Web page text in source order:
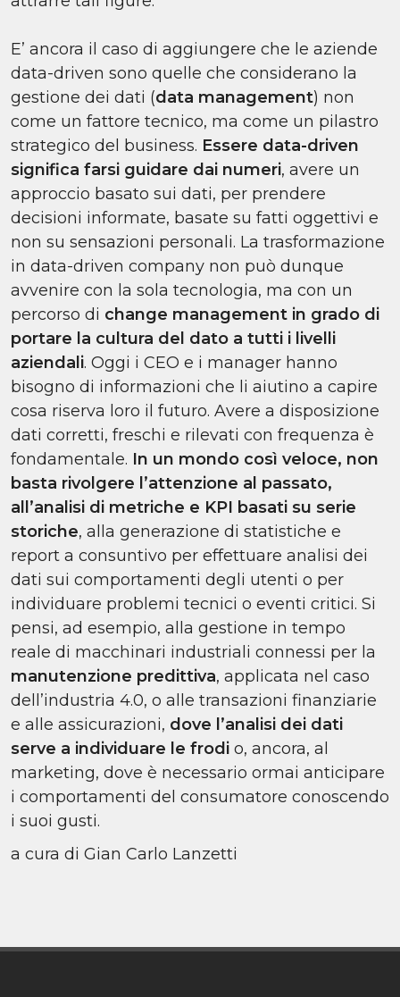
E’ ancora il caso di aggiungere che le aziende
data-driven sono quelle che considerano la
gestione dei dati (data management) non
come un fattore tecnico, ma come un pilastro
strategico del business. Essere data-driven
significa farsi guidare dai numeri, avere un
approccio basato sui dati, per prendere
decisioni informate, basate su fatti oggettivi e
non su sensazioni personali. La trasformazione
in data-driven company non può dunque
avvenire con la sola tecnologia, ma con un
percorso di change management in grado di
portare la cultura del dato a tutti i livelli
aziendali. Oggi i CEO e i manager hanno
bisogno di informazioni che li aiutino a capire
cosa riserva loro il futuro. Avere a disposizione
dati corretti, freschi e rilevati con frequenza è
fondamentale. In un mondo così veloce, non
basta rivolgere l’attenzione al passato,
all’analisi di metriche e KPI basati su serie
storiche, alla generazione di statistiche e
report a consuntivo per effettuare analisi dei
dati sui comportamenti degli utenti o per
individuare problemi tecnici o eventi critici. Si
pensi, ad esempio, alla gestione in tempo
reale di macchinari industriali connessi per la
manutenzione predittiva, applicata nel caso
dell’industria 4.0, o alle transazioni finanziarie
e alle assicurazioni, dove l’analisi dei dati
serve a individuare le frodi o, ancora, al
marketing, dove è necessario ormai anticipare
i comportamenti del consumatore conoscendo
i suoi gusti.
a cura di Gian Carlo Lanzetti